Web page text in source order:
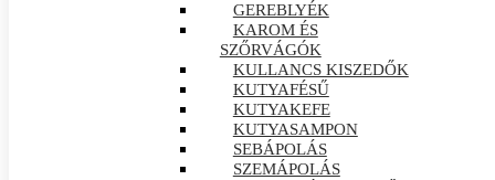
GEREBLYÉK
KAROM ÉS
SZŐRVÁGÓK
KULLANCS KISZEDŐK
KUTYAFÉSŰ
KUTYAKEFE
KUTYASAMPON
SEBÁPOLÁS
SZEMÁPOLÁS